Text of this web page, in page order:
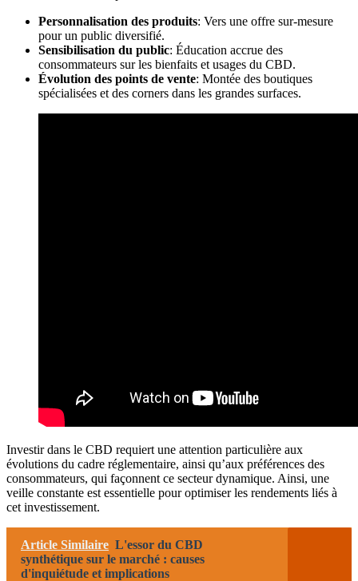
Personnalisation des produits: Vers une offre sur-mesure
pour un public diversifié.
Sensibilisation du public: Éducation accrue des
consommateurs sur les bienfaits et usages du CBD.
Évolution des points de vente: Montée des boutiques
spécialisées et des corners dans les grandes surfaces.
Investir dans le CBD requiert une attention particulière aux
évolutions du cadre réglementaire, ainsi qu’aux préférences des
consommateurs, qui façonnent ce secteur dynamique. Ainsi, une
veille constante est essentielle pour optimiser les rendements liés à
cet investissement.
Article Similaire L'essor du CBD
synthétique sur le marché : causes
d'inquiétude et implications